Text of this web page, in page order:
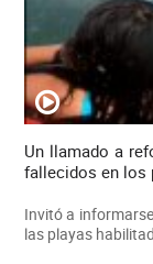
Un llamado a
fallecidos en los
Invitó a
las playas